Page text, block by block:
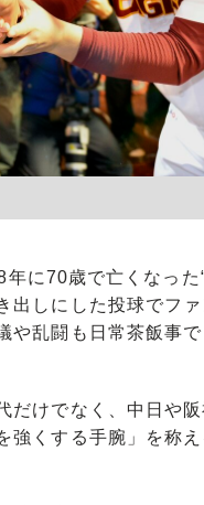
に70歳で亡くなった
出しにした投球でフ
乱闘も日常茶飯事
けでなく、中日や阪
くする手腕」を称